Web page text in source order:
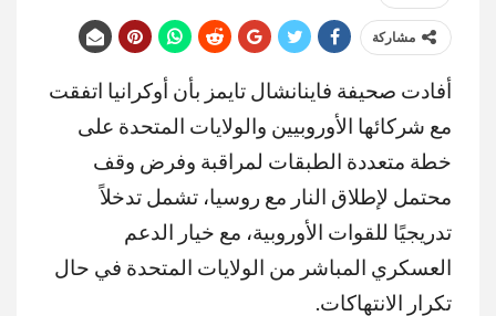
مشاركة
أفادت صحيفة فاينانشال تايمز بأن أوكرانيا اتفقت
مع شركائها الأوروبيين والولايات المتحدة على
خطة متعددة الطبقات لمراقبة وفرض وقف
محتمل لإطلاق النار مع روسيا، تشمل تدخلاً
تدريجيًا للقوات الأوروبية، مع خيار الدعم
العسكري المباشر من الولايات المتحدة في حال
تكرار الانتهاكات.